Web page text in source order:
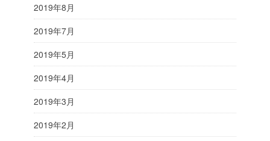
2019年8月
2019年7月
2019年5月
2019年4月
2019年3月
2019年2月